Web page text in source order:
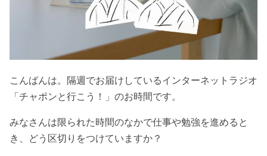
こんばんは。隔週でお届けしているインターネットラジオ
「チャポンと行こう！」のお時間です。
みなさんは限られた時間のなかで仕事や勉強を進めると
き、どう区切りをつけていますか？